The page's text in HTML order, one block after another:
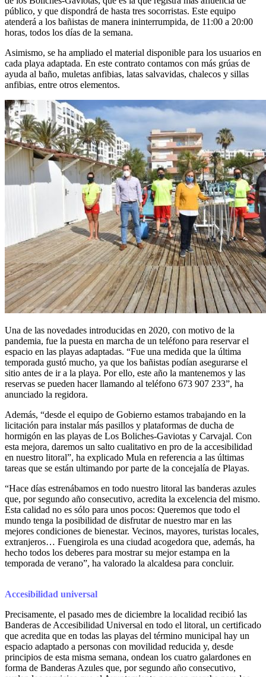
público, y que dispondrá de hasta tres socorristas. Este equipo
atenderá a los bañistas de manera ininterrumpida, de 11:00 a 20:00
horas, todos los días de la semana.
Asimismo, se ha ampliado el material disponible para los usuarios en
cada playa adaptada. En este contrato contamos con más grúas de
ayuda al baño, muletas anfibias, latas salvavidas, chalecos y sillas
anfibias, entre otros elementos.
Una de las novedades introducidas en 2020, con motivo de la
pandemia, fue la puesta en marcha de un teléfono para reservar el
espacio en las playas adaptadas. “Fue una medida que la última
temporada gustó mucho, ya que los bañistas podían asegurarse el
sitio antes de ir a la playa. Por ello, este año la mantenemos y las
reservas se pueden hacer llamando al teléfono 673 907 233”, ha
anunciado la regidora.
Además, “desde el equipo de Gobierno estamos trabajando en la
licitación para instalar más pasillos y plataformas de ducha de
hormigón en las playas de Los Boliches-Gaviotas y Carvajal. Con
esta mejora, daremos un salto cualitativo en pro de la accesibilidad
en nuestro litoral”, ha explicado Mula en referencia a las últimas
tareas que se están ultimando por parte de la concejalía de Playas.
“Hace días estrenábamos en todo nuestro litoral las banderas azules
que, por segundo año consecutivo, acredita la excelencia del mismo.
Esta calidad no es sólo para unos pocos: Queremos que todo el
mundo tenga la posibilidad de disfrutar de nuestro mar en las
mejores condiciones de bienestar. Vecinos, mayores, turistas locales,
extranjeros… Fuengirola es una ciudad acogedora que, además, ha
hecho todos los deberes para mostrar su mejor estampa en la
temporada de verano”, ha valorado la alcaldesa para concluir.
Accesibilidad universal
Precisamente, el pasado mes de diciembre la localidad recibió las
Banderas de Accesibilidad Universal en todo el litoral, un certificado
que acredita que en todas las playas del término municipal hay un
espacio adaptado a personas con movilidad reducida y, desde
principios de esta misma semana, ondean los cuatro galardones en
forma de Banderas Azules que, por segundo año consecutivo,